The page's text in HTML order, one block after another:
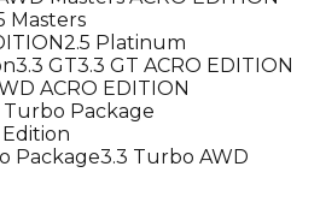
Masters
2.5 Platinum
3.3 GT3.3 GT ACRO EDITION
ACRO EDITION
Turbo Package
Package3.3 Turbo AWD